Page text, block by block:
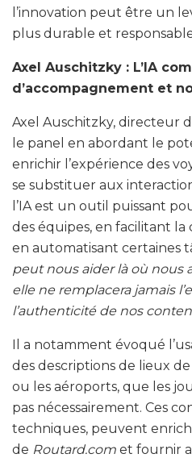
l’innovation peut être un
plus durable et
Axel Auschitzky : L’IA
d’accompagnement et
Axel Auschitzky, directeur
le panel en abordant le
enrichir l’expérience des
se substituer aux
l’IA est un outil puissant
des équipes, en facilitant
en automatisant certaines
peut nous aider là où nous
elle ne remplacera jamais
l’authenticité de nos
Il a notamment évoqué
des descriptions de lieux
ou les aéroports, que les
pas nécessairement. Ces
techniques, peuvent
de Routard.com et fournir